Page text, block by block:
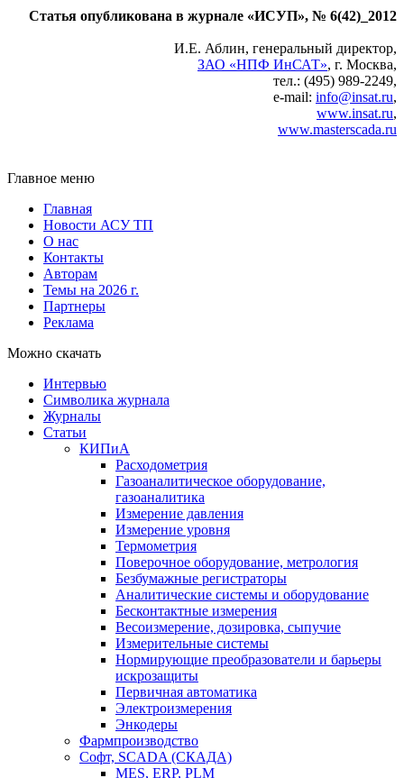
Статья опубликована в журнале «ИСУП», № 6(42)_2012
И.Е. Аблин, генеральный директор,
ЗАО «НПФ ИнСАТ», г. Москва,
тел.: (495) 989-2249,
e-mail: info@insat.ru,
www.insat.ru,
www.masterscada.ru
Главное меню
Главная
Новости АСУ ТП
О нас
Контакты
Авторам
Темы на 2026 г.
Партнеры
Реклама
Можно скачать
Интервью
Символика журнала
Журналы
Статьи
КИПиА
Расходометрия
Газоаналитическое оборудование,
газоаналитика
Измерение давления
Измерение уровня
Термометрия
Поверочное оборудование, метрология
Безбумажные регистраторы
Аналитические системы и оборудование
Бесконтактные измерения
Весоизмерение, дозировка, сыпучие
Измерительные системы
Нормирующие преобразователи и барьеры
искрозащиты
Первичная автоматика
Электроизмерения
Энкодеры
Фармпроизводство
Софт, SCADA (СКАДА)
MES, ERP, PLM